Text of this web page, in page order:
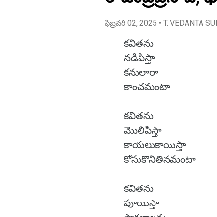
ఫిబ్రవరి 02, 2025 • T. VEDANTA
కవితను
నడిపిస్తా
కనులారా
కాంచమంటా
కవితను
మొలిపిస్తా
కాయలుకాయిస్తా
కోసుకొనితినమంటా
కవితను
పూయిస్తా